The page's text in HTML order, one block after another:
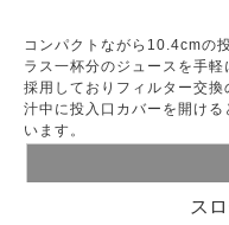
コンパクトながら10.4cmの
ラス一杯分のジュースを手
採用しておりフィルター交
汁中に投入口カバーを開け
います。
ス